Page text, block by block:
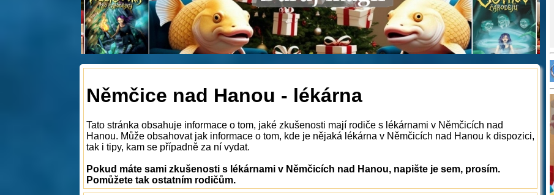
Němčice nad Hanou - lékárna
Tato stránka obsahuje informace o tom, jaké zkušenosti mají rodiče s lékárnami v Němčicích nad
Hanou. Může obsahovat jak informace o tom, kde je nějaká lékárna v Němčicích nad Hanou k dispozici,
tak i tipy, kam se případně za ní vydat.
Pokud máte sami zkušenosti s lékárnami v Němčicích nad Hanou, napište je sem, prosím.
Pomůžete tak ostatním rodičům.